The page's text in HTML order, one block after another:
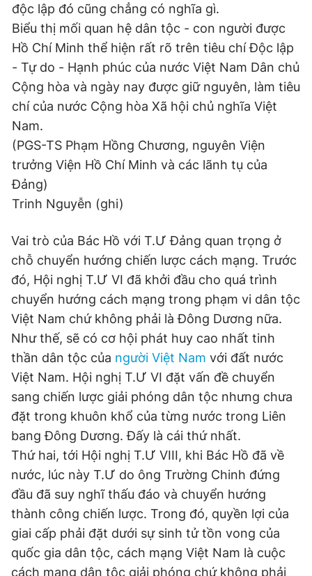
độc lập đó cũng chẳng có nghĩa gì.
Biểu thị mối quan hệ dân tộc - con người được
Hồ Chí Minh thể hiện rất rõ trên tiêu chí Độc lập
- Tự do - Hạnh phúc của nước Việt Nam Dân chủ
Cộng hòa và ngày nay được giữ nguyên, làm tiêu
chí của nước Cộng hòa Xã hội chủ nghĩa Việt
Nam.
(PGS-TS Phạm Hồng Chương, nguyên Viện
trưởng Viện Hồ Chí Minh và các lãnh tụ của
Đảng)
Trinh Nguyễn (ghi)
Vai trò của Bác Hồ với T.Ư Đảng quan trọng ở
chỗ chuyển hướng chiến lược cách mạng. Trước
đó, Hội nghị T.Ư VI đã khởi đầu cho quá trình
chuyển hướng cách mạng trong phạm vi dân tộc
Việt Nam chứ không phải là Đông Dương nữa.
Như thế, sẽ có cơ hội phát huy cao nhất tinh
thần dân tộc của người Việt Nam với đất nước
Việt Nam. Hội nghị T.Ư VI đặt vấn đề chuyển
sang chiến lược giải phóng dân tộc nhưng chưa
đặt trong khuôn khổ của từng nước trong Liên
bang Đông Dương. Đấy là cái thứ nhất.
Thứ hai, tới Hội nghị T.Ư VIII, khi Bác Hồ đã về
nước, lúc này T.Ư do ông Trường Chinh đứng
đầu đã suy nghĩ thấu đáo và chuyển hướng
thành công chiến lược. Trong đó, quyền lợi của
giai cấp phải đặt dưới sự sinh tử tồn vong của
quốc gia dân tộc, cách mạng Việt Nam là cuộc
cách mạng dân tộc giải phóng chứ không phải